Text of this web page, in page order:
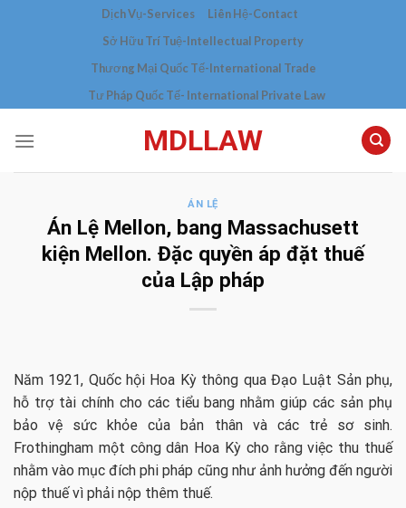
Dịch Vụ-Services
Liên Hệ-Contact
Sở Hữu Trí Tuệ-Intellectual Property
Thương Mại Quốc Tế-International Trade
Tư Pháp Quốc Tế- International Private Law
MDLLAW
ÁN LỆ
Án Lệ Mellon, bang Massachusett
kiện Mellon. Đặc quyền áp đặt thuế
của Lập pháp
Năm 1921, Quốc hội Hoa Kỳ thông qua Đạo Luật Sản phụ,
hỗ trợ tài chính cho các tiểu bang nhằm giúp các sản phụ
bảo vệ sức khỏe của bản thân và các trẻ sơ sinh.
Frothingham một công dân Hoa Kỳ cho rằng việc thu thuế
nhằm vào mục đích phi pháp cũng như ảnh hưởng đến người
nộp thuế vì phải nộp thêm thuế.